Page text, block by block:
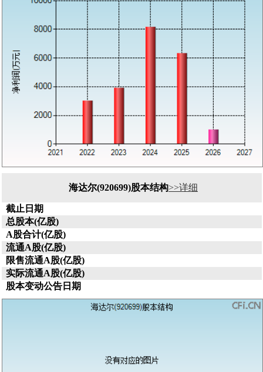
海达尔(920699)股本结构>>详细
截止日期
总股本(亿股)
A股合计(亿股)
流通A股(亿股)
限售流通A股(亿股)
实际流通A股(亿股)
股本变动公告日期